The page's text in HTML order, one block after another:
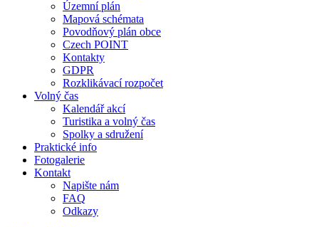
Územní plán
Mapová schémata
Povodňový plán obce
Czech POINT
Kontakty
GDPR
Rozklikávací rozpočet
Volný čas
Kalendář akcí
Turistika a volný čas
Spolky a sdružení
Praktické info
Fotogalerie
Kontakt
Napište nám
FAQ
Odkazy